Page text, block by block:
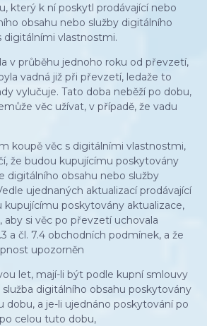
který k ní poskytl prodávající nebo
obsahu nebo služby digitálního
digitálními vlastnostmi.
v průběhu jednoho roku od převzetí,
vadná již při převzetí, ledaže to
vylučuje. Tato doba neběží po dobu,
věc užívat, v případě, že vadu
koupě věc s digitálními vlastnostmi,
že budou kupujícímu poskytovány
digitálního obsahu nebo služby
ujednaných aktualizací prodávající
kupujícímu poskytovány aktualizace,
si věc po převzetí uchovala
a čl. 7.4 obchodních podmínek, a že
upozorněn
let, mají-li být podle kupní smlouvy
digitálního obsahu poskytovány
dobu, a je-li ujednáno poskytování po
celou tuto dobu,